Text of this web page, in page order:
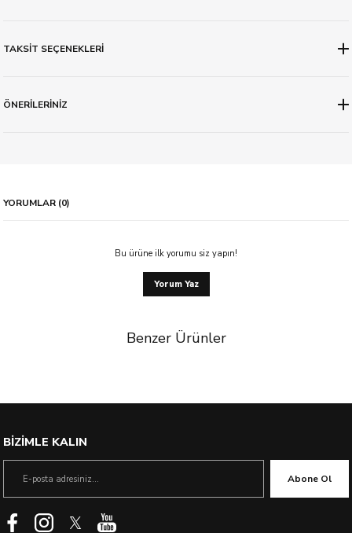
TAKSİT SEÇENEKLERİ
ÖNERİLERİNİZ
YORUMLAR (0)
Bu ürüne ilk yorumu siz yapın!
Yorum Yaz
Benzer Ürünler
BİZİMLE KALIN
Abone Ol